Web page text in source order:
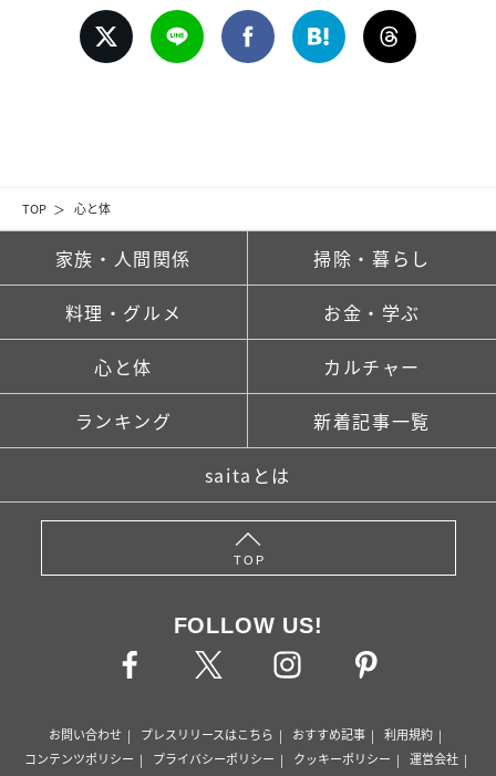
TOP 心と体
家族・人間関係 掃除・暮らし
料理・グルメ お金・学ぶ
心と体 カルチャー
ランキング 新着記事一覧
saitaとは
TOP
FOLLOW US!
お問い合わせ プレスリリースはこちら おすすめ記事
利用規約
コンテンツポリシー
プライバシーポリシー クッキーポリシー
運営会社